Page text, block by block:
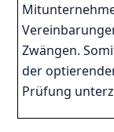
Zwängen.
der
Prüfung